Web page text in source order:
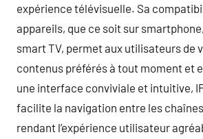
expérience télévisuelle. Sa
appareils, que ce soit sur
smart TV, permet aux utilisateurs de
contenus préférés à tout moment et
une interface conviviale et intuitive,
facilite la navigation entre les
rendant l’expérience utilisateur